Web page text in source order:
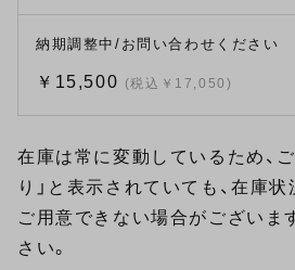
納期調整中/お問い合わせください
￥15,500 (税込￥17,050)
在庫は常に変動しているため、
り」と表示されていても、在庫
ご用意できない場合がございま
さい。